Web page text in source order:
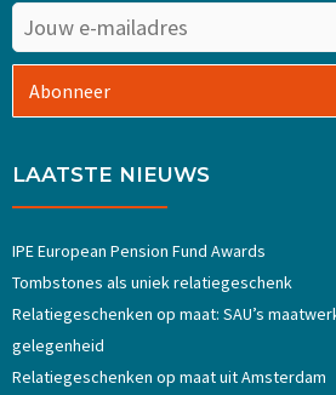
Abonneer
LAATSTE NIEUWS
IPE European Pension Fund Awards
Tombstones als uniek relatiegeschenk
Relatiegeschenken op maat: SAU’s
gelegenheid
Relatiegeschenken op maat uit Amsterdam